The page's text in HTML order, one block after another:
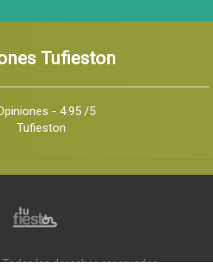
Tufieston
- 4.95 /5
los derechos reservados -